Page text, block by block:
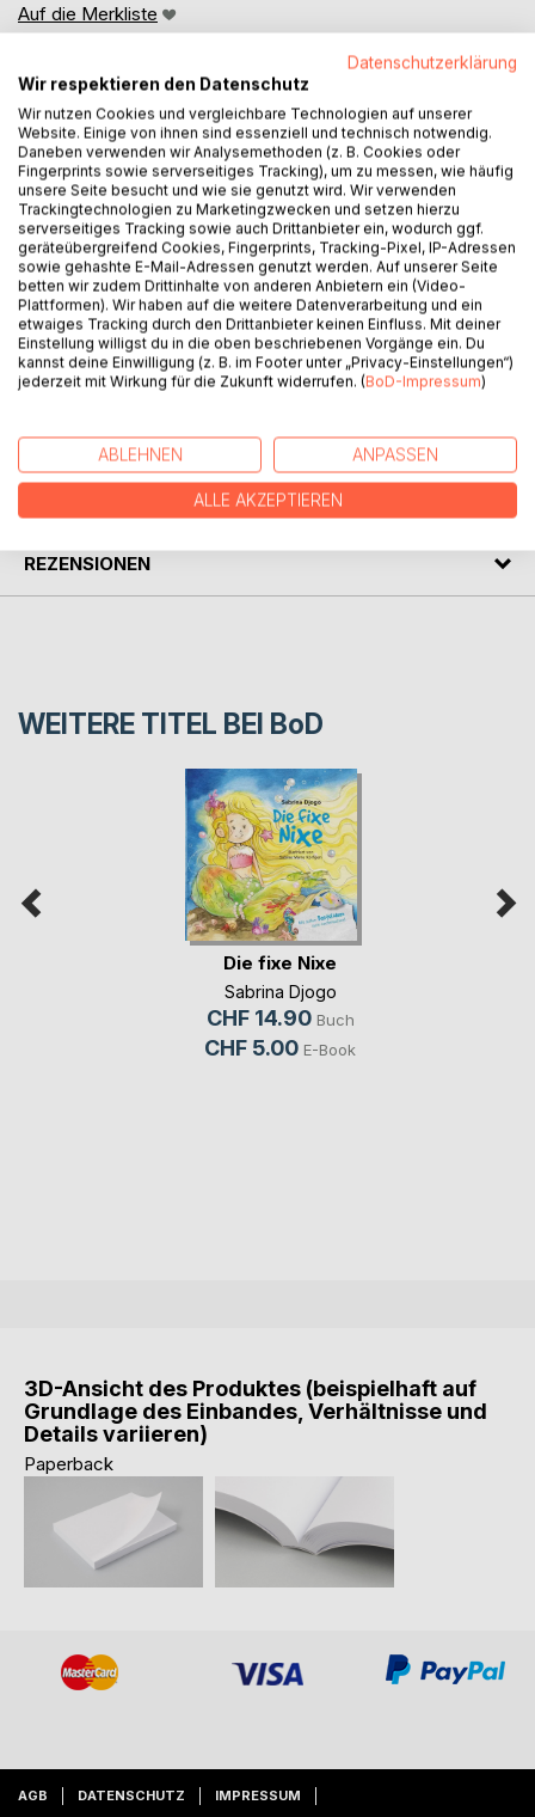
Auf die Merkliste
Titel bewerten
BESCHREIBUNG
Aufmaßbuch, speziell für Handwerk und Bau.
Jede Doppelseite verfügt über eine Millimeter- und eine
Blankoseite. So können Sie erste Skizzen anfertigen und
gleichzeitig wichtige Informationen notieren.
AUTOR/IN
REZENSIONEN
WEITERE TITEL BEI BoD
Die fixe Nixe
Sabrina Djogo
CHF 14.90 Buch
CHF 5.00 E-Book
3D-Ansicht des Produktes (beispielhaft auf
Grundlage des Einbandes, Verhältnisse und
Details variieren)
Paperback
AGB DATENSCHUTZ IMPRESSUM
Datenschutzerklärung
Wir respektieren den Datenschutz
Wir nutzen Cookies und vergleichbare Technologien auf unserer
Website. Einige von ihnen sind essenziell und technisch notwendig.
Daneben verwenden wir Analysemethoden (z. B. Cookies oder
Fingerprints sowie serverseitiges Tracking), um zu messen, wie häufig
unsere Seite besucht und wie sie genutzt wird. Wir verwenden
Trackingtechnologien zu Marketingzwecken und setzen hierzu
serverseitiges Tracking sowie auch Drittanbieter ein, wodurch ggf.
geräteübergreifend Cookies, Fingerprints, Tracking-Pixel, IP-Adressen
sowie gehashte E-Mail-Adressen genutzt werden. Auf unserer Seite
betten wir zudem Drittinhalte von anderen Anbietern ein (Video-
Plattformen). Wir haben auf die weitere Datenverarbeitung und ein
etwaiges Tracking durch den Drittanbieter keinen Einfluss. Mit deiner
Einstellung willigst du in die oben beschriebenen Vorgänge ein. Du
kannst deine Einwilligung (z. B. im Footer unter „Privacy-Einstellungen“)
jederzeit mit Wirkung für die Zukunft widerrufen. (BoD-Impressum)
ABLEHNEN ANPASSEN
ALLE AKZEPTIEREN